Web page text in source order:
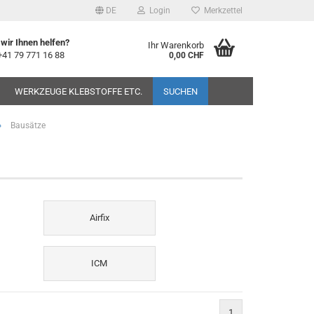
DE Login Merkzettel
Ihnen helfen?
79 771 16 88
Ihr Warenkorb
0,00 CHF
WERKZEUGE KLEBSTOFFE ETC. SUCHEN
Bausätze
Airfix
ICM